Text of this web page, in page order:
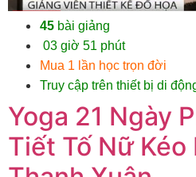
45 bài giảng
03 giờ 51 phút
Mua 1 lần học trọn đời
Truy cập trên thiết bị di
Yoga 21 Ngày
Tiết Tố Nữ Kéo